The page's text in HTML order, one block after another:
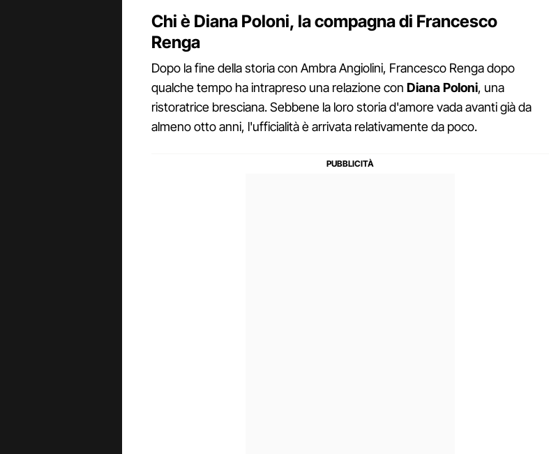
Chi è Diana Poloni, la compagna di Francesco
Renga
Dopo la fine della storia con Ambra Angiolini, Francesco Renga dopo
qualche tempo ha intrapreso una relazione con Diana Poloni, una
ristoratrice bresciana. Sebbene la loro storia d'amore vada avanti già da
almeno otto anni, l'ufficialità è arrivata relativamente da poco.